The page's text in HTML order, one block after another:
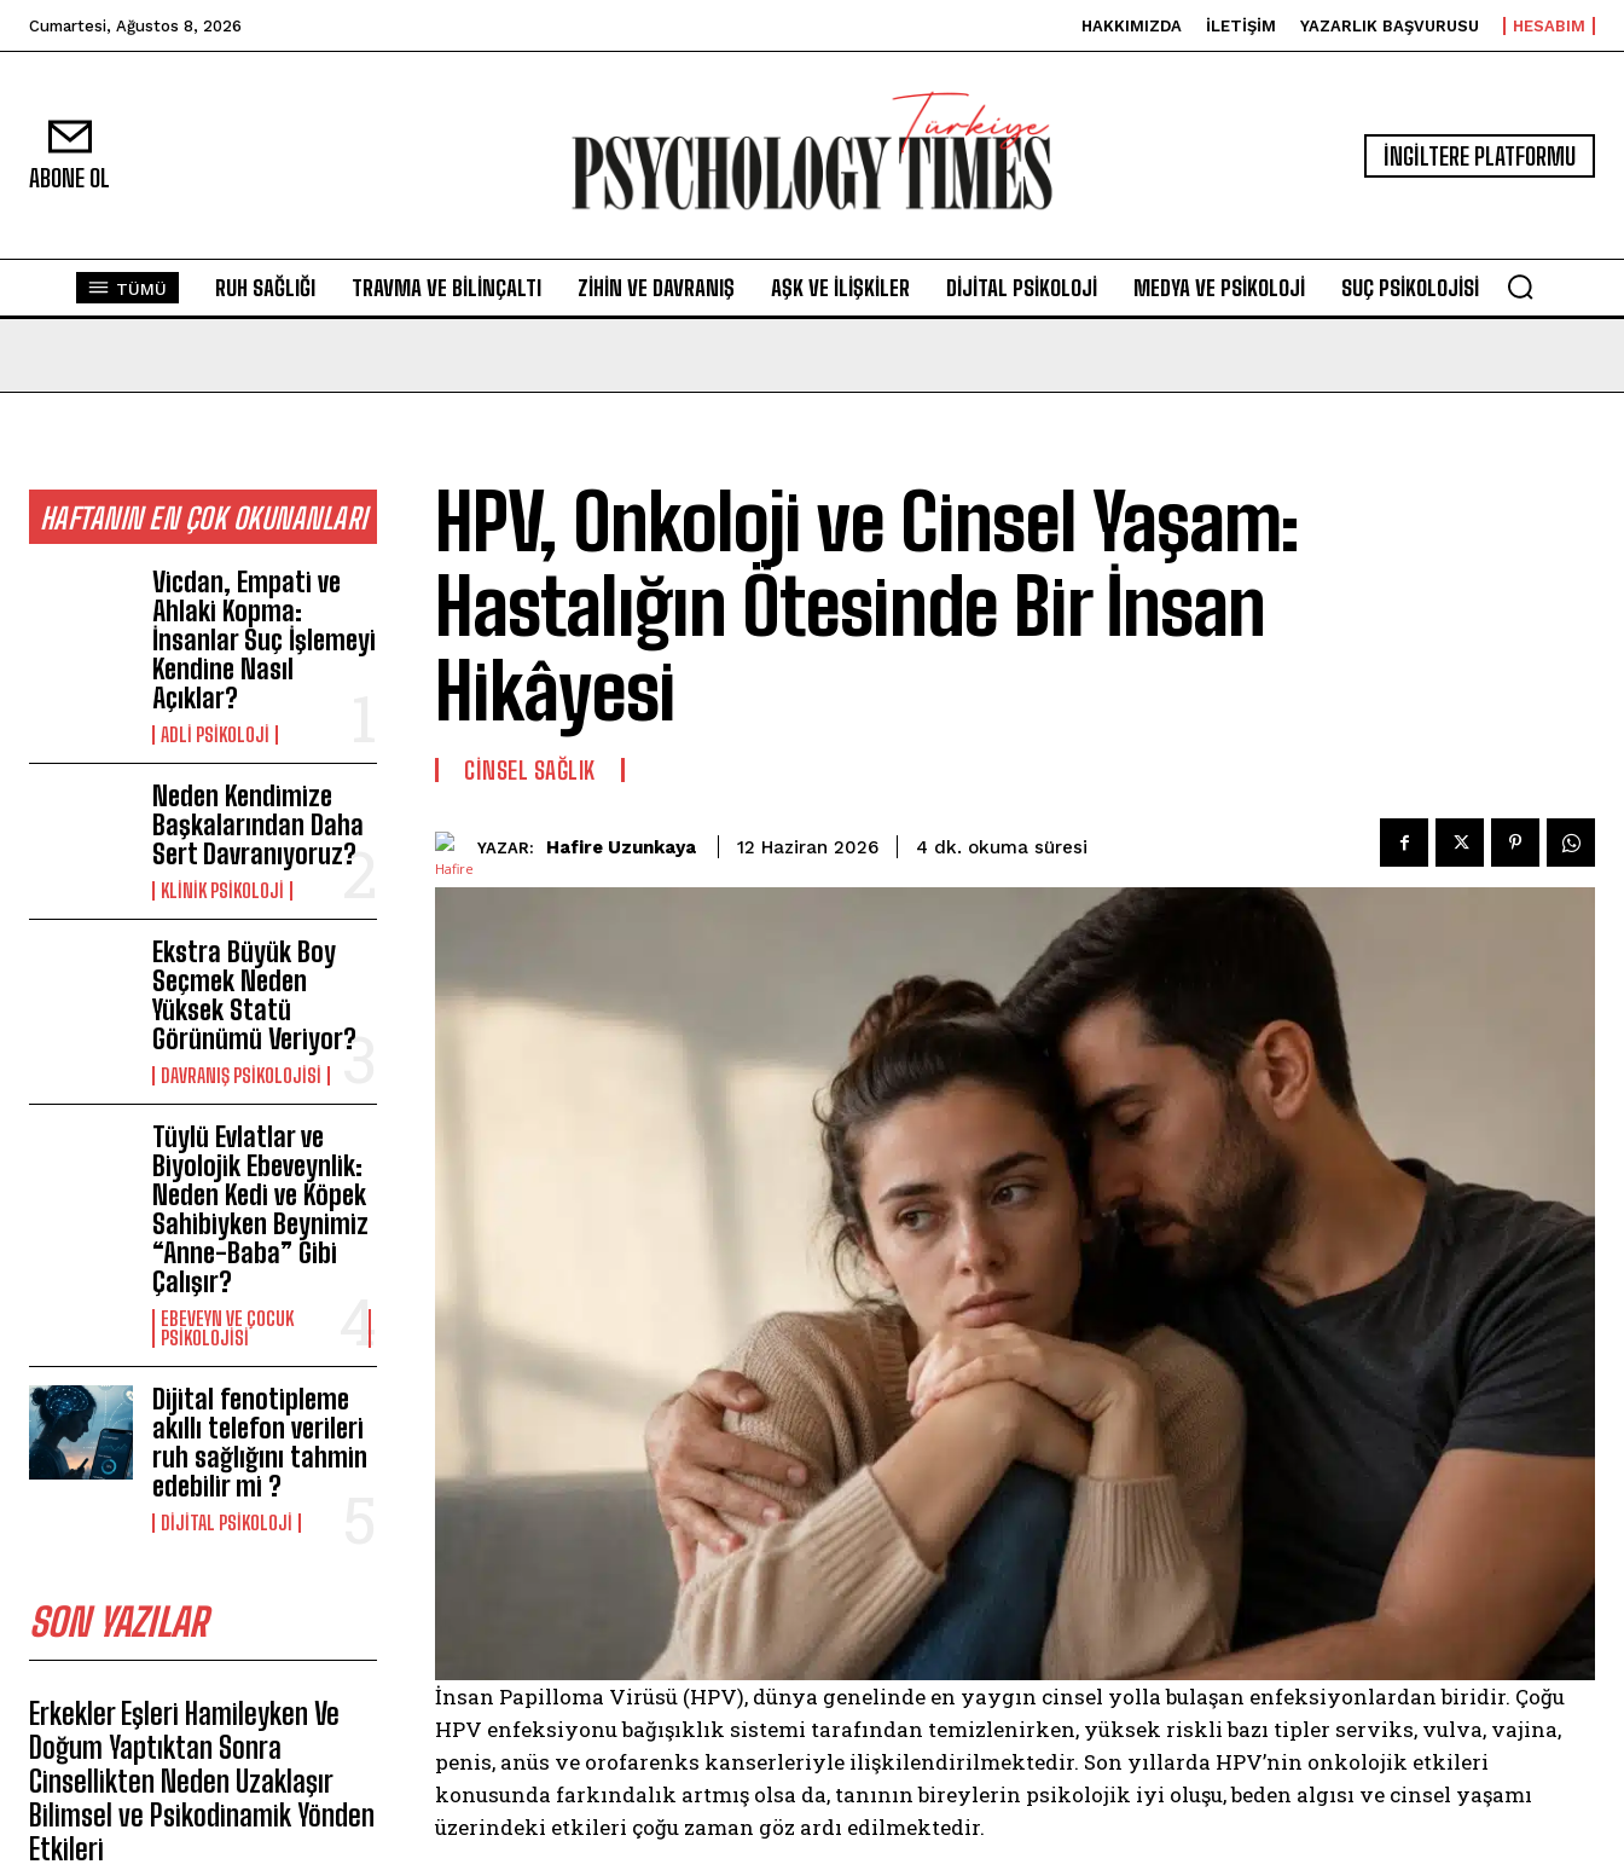
Cumartesi, Ağustos 8, 2026 HAKKIMIZDA İLETIŞIM YAZARLIK BAŞVURUSU HESABIM
ABONE OL
İNGİLTERE PLATFORMU
TÜMÜ RUH SAĞLIĞI TRAVMA VE BILINÇALTI ZIHIN VE DAVRANIŞ AŞK VE İLIŞKILER DIJITAL PSIKOLOJI MEDYA VE PSIKOLOJI SUÇ PSIKOLOJISI
HAFTANIN EN ÇOK OKUNANLARI
Vicdan, Empati ve
Ahlaki Kopma:
İnsanlar Suç İşlemeyi
Kendine Nasıl
Açıklar?
ADLI PSIKOLOJI
Neden Kendimize
Başkalarından Daha
Sert Davranıyoruz?
KLINIK PSIKOLOJI
Ekstra Büyük Boy
Seçmek Neden
Yüksek Statü
Görünümü Veriyor?
DAVRANIŞ PSIKOLOJISI
Tüylü Evlatlar ve
Biyolojik Ebeveynlik:
Neden Kedi ve Köpek
Sahibiyken Beynimiz
“Anne-Baba” Gibi
Çalışır?
EBEVEYN VE ÇOCUK
PSIKOLOJISI
Dijital fenotipleme
akıllı telefon verileri
ruh sağlığını tahmin
edebilir mi ?
DIJITAL PSIKOLOJI
SON YAZILAR
Erkekler Eşleri Hamileyken Ve
Doğum Yaptıktan Sonra
Cinsellikten Neden Uzaklaşır
Bilimsel ve Psikodinamik Yönden
Etkileri
HPV, Onkoloji ve Cinsel Yaşam:
Hastalığın Ötesinde Bir İnsan
Hikâyesi
CINSEL SAĞLIK
YAZAR: Hafire Uzunkaya 12 Haziran 2026 4 dk. okuma süresi
İnsan Papilloma Virüsü (HPV), dünya genelinde en yaygın cinsel yolla bulaşan enfeksiyonlardan biridir. Çoğu
HPV enfeksiyonu bağışıklık sistemi tarafından temizlenirken, yüksek riskli bazı tipler serviks, vulva, vajina,
penis, anüs ve orofarenks kanserleriyle ilişkilendirilmektedir. Son yıllarda HPV’nin onkolojik etkileri
konusunda farkındalık artmış olsa da, tanının bireylerin psikolojik iyi oluşu, beden algısı ve cinsel yaşamı
üzerindeki etkileri çoğu zaman göz ardı edilmektedir.